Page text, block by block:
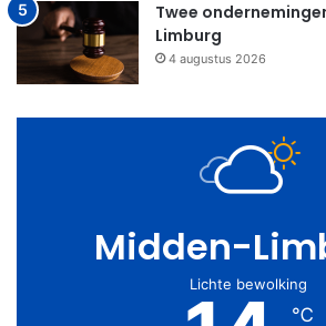
Twee
Limburg
4 augustus 2026
Midden-
Lichte bewolking
℃